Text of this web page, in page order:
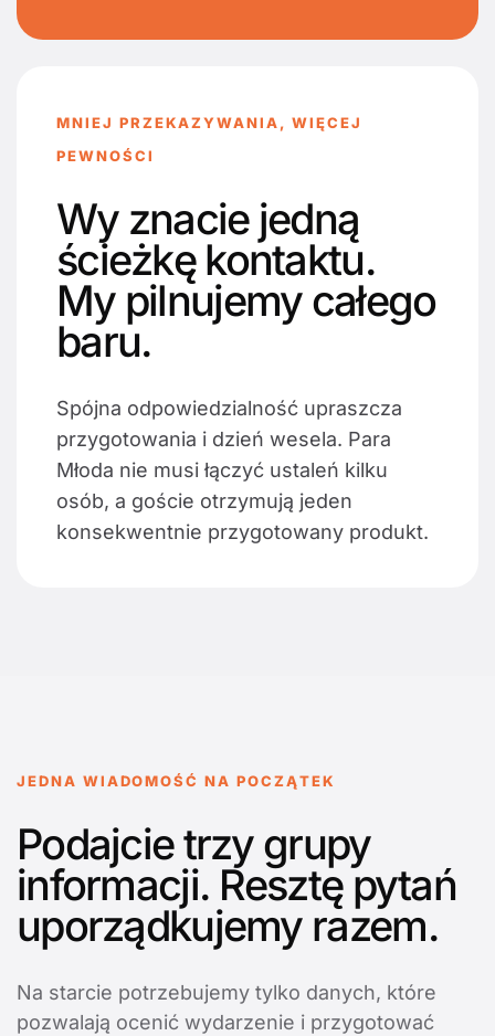
MNIEJ PRZEKAZYWANIA, WIĘCEJ
PEWNOŚCI
Wy znacie jedną
ścieżkę kontaktu.
My pilnujemy całego
baru.
Spójna odpowiedzialność upraszcza
przygotowania i dzień wesela. Para
Młoda nie musi łączyć ustaleń kilku
osób, a goście otrzymują jeden
konsekwentnie przygotowany produkt.
JEDNA WIADOMOŚĆ NA POCZĄTEK
Podajcie trzy grupy
informacji. Resztę pytań
uporządkujemy razem.
Na starcie potrzebujemy tylko danych, które
pozwalają ocenić wydarzenie i przygotować